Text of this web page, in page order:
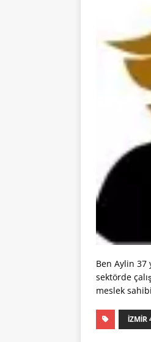
Ben Aylin 37
sektörde
meslek
İZMIR